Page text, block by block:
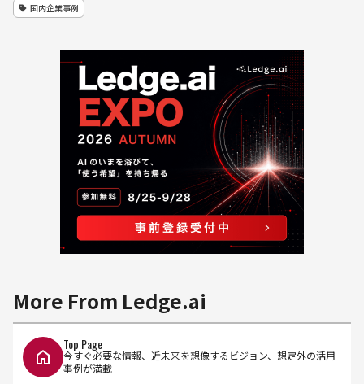
国内企業事例
More From Ledge.ai
Top Page
今すぐ必要な情報、近未来を想像するビジョン、想定外の活用
事例が満載